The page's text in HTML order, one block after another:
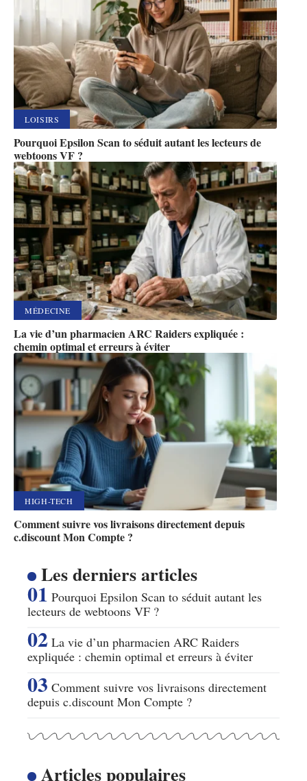
LOISIRS
Pourquoi Epsilon Scan to séduit autant les lecteurs de
webtoons VF ?
MÉDECINE
La vie d’un pharmacien ARC Raiders expliquée :
chemin optimal et erreurs à éviter
HIGH-TECH
Comment suivre vos livraisons directement depuis
c.discount Mon Compte ?
Les derniers articles
Pourquoi Epsilon Scan to séduit autant les
lecteurs de webtoons VF ?
La vie d’un pharmacien ARC Raiders
expliquée : chemin optimal et erreurs à éviter
Comment suivre vos livraisons directement
depuis c.discount Mon Compte ?
Articles populaires